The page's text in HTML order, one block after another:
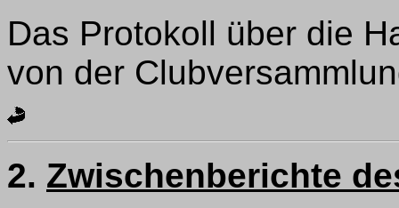
Das Protokoll über die
von der
2. Zwischenberichte